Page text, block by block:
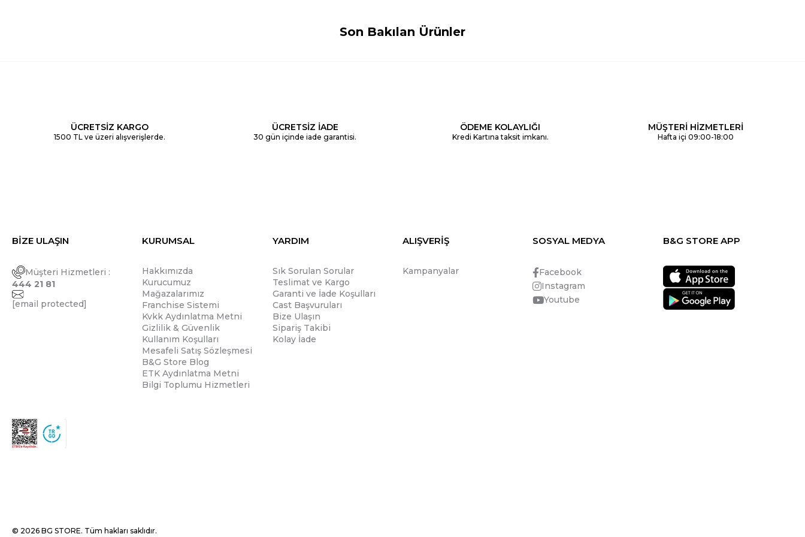
Son Bakılan Ürünler
ÜCRETSİZ KARGO
1500 TL ve üzeri alışverişlerde.
ÜCRETSİZ İADE
30 gün içinde iade garantisi.
ÖDEME KOLAYLIĞI
Kredi Kartına taksit imkanı.
MÜŞTERİ HİZMETLERİ
Hafta içi 09:00-18:00
BİZE ULAŞIN
Müşteri Hizmetleri :
444 21 81
[email protected]
KURUMSAL
Hakkımızda
Kurucumuz
Mağazalarımız
Franchise Sistemi
Kvkk Aydınlatma Metni
Gizlilik & Güvenlik
Kullanım Koşulları
Mesafeli Satış Sözleşmesi
B&G Store Blog
ETK Aydınlatma Metni
Bilgi Toplumu Hizmetleri
YARDIM
Sık Sorulan Sorular
Teslimat ve Kargo
Garanti ve İade Koşulları
Cast Başvuruları
Bize Ulaşın
Sipariş Takibi
Kolay İade
ALIŞVERİŞ
Kampanyalar
SOSYAL MEDYA
Facebook
Instagram
Youtube
B&G STORE APP
© 2026 BG STORE. Tüm hakları saklıdır.